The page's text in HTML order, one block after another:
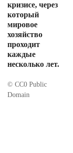
кризисе, через
который
мировое
хозяйство
проходит
каждые
несколько лет.
© СС0 Public
Domain